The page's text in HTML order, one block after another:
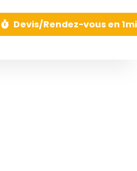
Devis/Rendez-vous en